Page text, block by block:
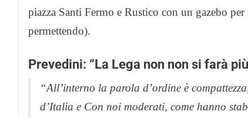
piazza Santi Fermo e Rustico con un gazebo
permettendo).
Prevedini: “La Lega non non si farà
“All’interno la parola d’ordine è
d’Italia e Con noi moderati, come hanno